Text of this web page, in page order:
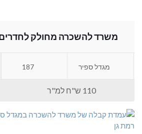
משרד להשכרה מחולק
מגדל ספיר 187
110 ש"ח למ"ר